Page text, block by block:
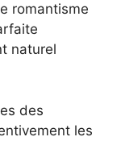
romantisme
naturel
des
les